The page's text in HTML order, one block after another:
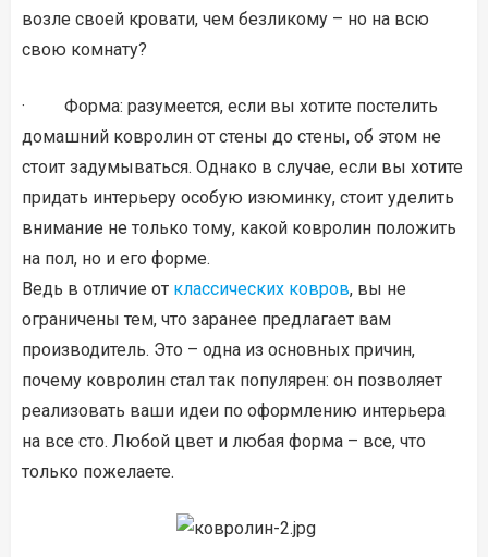
возле своей кровати, чем безликому – но на всю
свою комнату?
· Форма: разумеется, если вы хотите постелить
домашний ковролин от стены до стены, об этом не
стоит задумываться. Однако в случае, если вы хотите
придать интерьеру особую изюминку, стоит уделить
внимание не только тому, какой ковролин положить
на пол, но и его форме.
Ведь в отличие от классических ковров, вы не
ограничены тем, что заранее предлагает вам
производитель. Это – одна из основных причин,
почему ковролин стал так популярен: он позволяет
реализовать ваши идеи по оформлению интерьера
на все сто. Любой цвет и любая форма – все, что
только пожелаете.